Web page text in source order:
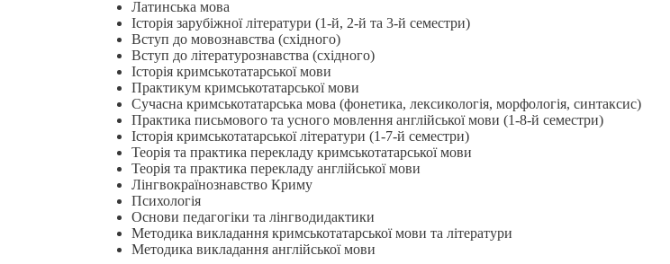
Латинська мова
Історія зарубіжної літератури (1-й, 2-й та 3-й семестри)
Вступ до мовознавства (східного)
Вступ до літературознавства (східного)
Історія кримськотатарської мови
Практикум кримськотатарської мови
Сучасна кримськотатарська мова (фонетика, лексикологія, морфологія, синтаксис)
Практика письмового та усного мовлення англійської мови (1-8-й семестри)
Історія кримськотатарської літератури (1-7-й семестри)
Теорія та практика перекладу кримськотатарської мови
Теорія та практика перекладу англійської мови
Лінгвокраїнознавство Криму
Психологія
Основи педагогіки та лінгводидактики
Методика викладання кримськотатарської мови та літератури
Методика викладання англійської мови